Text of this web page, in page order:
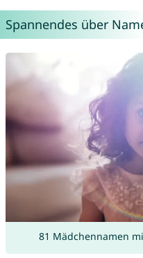
Spannendes über
81 Mädchennamen